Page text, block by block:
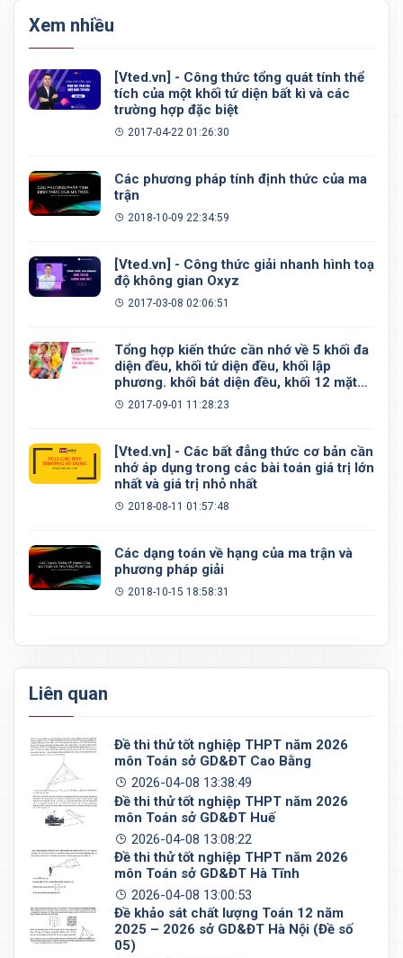
Xem nhiều
[Vted.vn] - Công thức tổng quát tính thể
tích của một khối tứ diện bất kì và các
trường hợp đặc biệt
2017-04-22 01:26:30
Các phương pháp tính định thức của ma
trận
2018-10-09 22:34:59
[Vted.vn] - Công thức giải nhanh hình toạ
độ không gian Oxyz
2017-03-08 02:06:51
Tổng hợp kiến thức cần nhớ về 5 khối đa
diện đều, khối tứ diện đều, khối lập
phương. khối bát diện đều, khối 12 mặt
đều, khối 20 mặt đều
2017-09-01 11:28:23
[Vted.vn] - Các bất đẳng thức cơ bản cần
nhớ áp dụng trong các bài toán giá trị lớn
nhất và giá trị nhỏ nhất
2018-08-11 01:57:48
Các dạng toán về hạng của ma trận và
phương pháp giải
2018-10-15 18:58:31
Liên quan
Đề thi thử tốt nghiệp THPT năm 2026
môn Toán sở GD&ĐT Cao Bằng
2026-04-08 13:38:49
Đề thi thử tốt nghiệp THPT năm 2026
môn Toán sở GD&ĐT Huế
2026-04-08 13:08:22
Đề thi thử tốt nghiệp THPT năm 2026
môn Toán sở GD&ĐT Hà Tĩnh
2026-04-08 13:00:53
Đề khảo sát chất lượng Toán 12 năm
2025 – 2026 sở GD&ĐT Hà Nội (Đề số
05)